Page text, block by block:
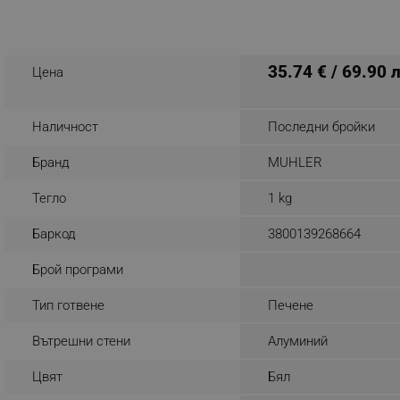
Цена 35.74 € / 69.90
Наличност Последни бройки
Бранд MUHLER
Тегло 1 kg
Баркод 3800139268664
Брой програми
Тип готвене Печене
Вътрешни стени Алуминий
Цвят Бял
_sgf_user_id
_sgf_delayed_campaigns
_sgf_npq
_sgf_clicked_banners